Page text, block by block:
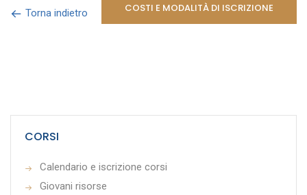
Torna indietro COSTI E MODALITÀ DI ISCRIZIONE
CORSI
Calendario e iscrizione corsi
Giovani risorse